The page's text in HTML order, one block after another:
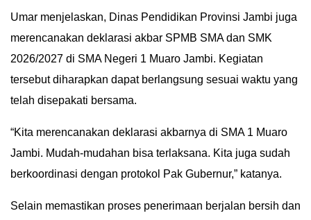
Umar menjelaskan, Dinas Pendidikan Provinsi Jambi juga
merencanakan deklarasi akbar SPMB SMA dan SMK
2026/2027 di SMA Negeri 1 Muaro Jambi. Kegiatan
tersebut diharapkan dapat berlangsung sesuai waktu yang
telah disepakati bersama.
“Kita merencanakan deklarasi akbarnya di SMA 1 Muaro
Jambi. Mudah-mudahan bisa terlaksana. Kita juga sudah
berkoordinasi dengan protokol Pak Gubernur,” katanya.
Selain memastikan proses penerimaan berjalan bersih dan